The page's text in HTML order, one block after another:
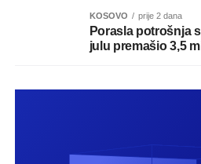
KOSOVO prije 2 dana
Porasla potrošnja
julu premašio 3,5